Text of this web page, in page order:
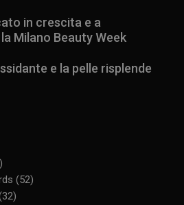
in crescita e a
Milano Beauty Week
e la pelle risplende
(52)